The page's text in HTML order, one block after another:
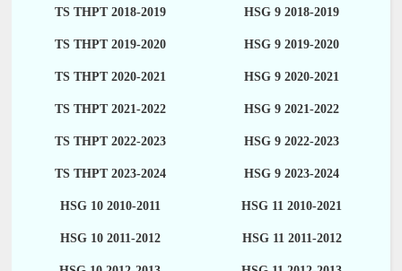
TS THPT 2018-2019 HSG 9 2018-2019
TS THPT 2019-2020 HSG 9 2019-2020
TS THPT 2020-2021 HSG 9 2020-2021
TS THPT 2021-2022 HSG 9 2021-2022
TS THPT 2022-2023 HSG 9 2022-2023
TS THPT 2023-2024 HSG 9 2023-2024
HSG 10 2010-2011 HSG 11 2010-2021
HSG 10 2011-2012 HSG 11 2011-2012